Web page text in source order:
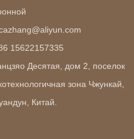
15622157335
Десятая, дом 2, поселок
зона Чжункай,
Китай.